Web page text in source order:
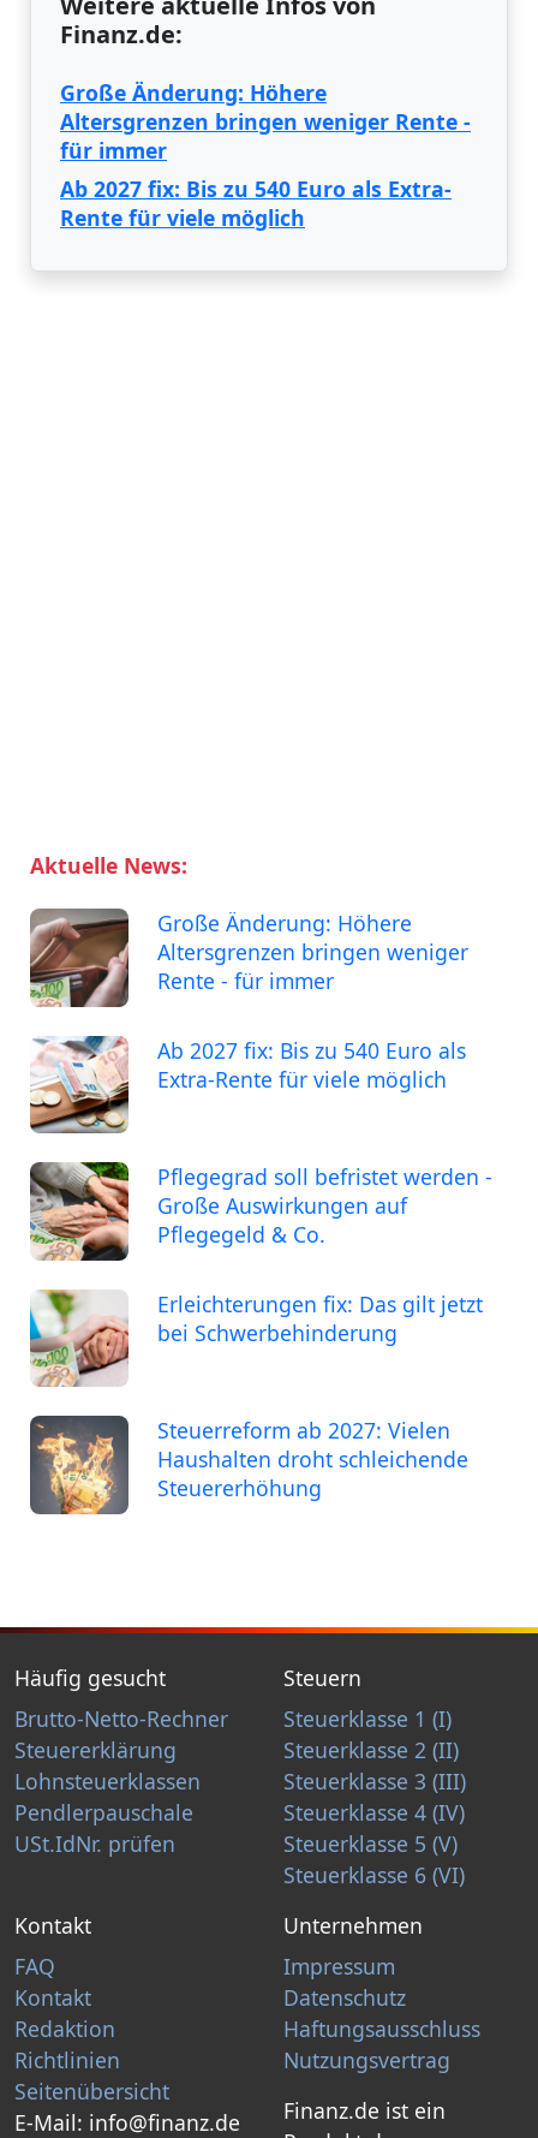
Finanz.de:
Große Änderung: Höhere
Altersgrenzen bringen weniger Rente -
für immer
Ab 2027 fix: Bis zu 540 Euro als Extra-
Rente für viele möglich
Aktuelle News:
Große Änderung: Höhere
Altersgrenzen bringen weniger
Rente - für immer
Ab 2027 fix: Bis zu 540 Euro als
Extra-Rente für viele möglich
Pflegegrad soll befristet werden -
Große Auswirkungen auf
Pflegegeld & Co.
Erleichterungen fix: Das gilt jetzt
bei Schwerbehinderung
Steuerreform ab 2027: Vielen
Haushalten droht schleichende
Steuererhöhung
Häufig gesucht
Brutto-Netto-Rechner
Steuererklärung
Lohnsteuerklassen
Pendlerpauschale
USt.IdNr. prüfen
Steuern
Steuerklasse 1 (I)
Steuerklasse 2 (II)
Steuerklasse 3 (III)
Steuerklasse 4 (IV)
Steuerklasse 5 (V)
Steuerklasse 6 (VI)
Kontakt
FAQ
Kontakt
Redaktion
Richtlinien
Seitenübersicht
E-Mail: info@finanz.de
Unternehmen
Impressum
Datenschutz
Haftungsausschluss
Nutzungsvertrag
Finanz.de ist ein